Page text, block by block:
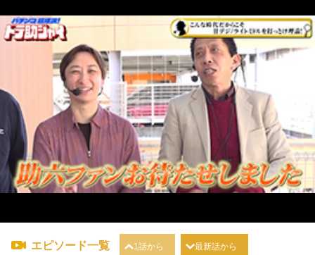
loading...
エピソード一覧 1話から 最新話から